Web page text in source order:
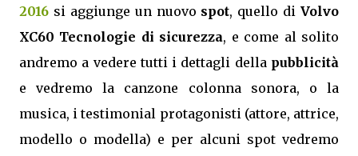
2016 si aggiunge un nuovo spot, quello di Volvo
XC60 Tecnologie di sicurezza, e come al solito
andremo a vedere tutti i dettagli della pubblicità
e vedremo la canzone colonna sonora, o la
musica, i testimonial protagonisti (attore, attrice,
modello o modella) e per alcuni spot vedremo